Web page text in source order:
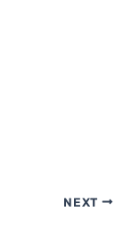
NEXT